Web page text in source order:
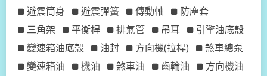
避震筒身
避震彈簧 傳動軸
防塵套
三角架
平衡桿 排氣管 吊耳
引擎油底殼
變速箱油底殼
油封 方向機(拉桿)
煞車總泵
變速箱油
機油 煞車油 齒輪油
方向機油